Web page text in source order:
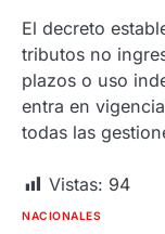
El decreto
tributos no
plazos o uso
entra en
todas las
Vistas: 94
NACIONALES